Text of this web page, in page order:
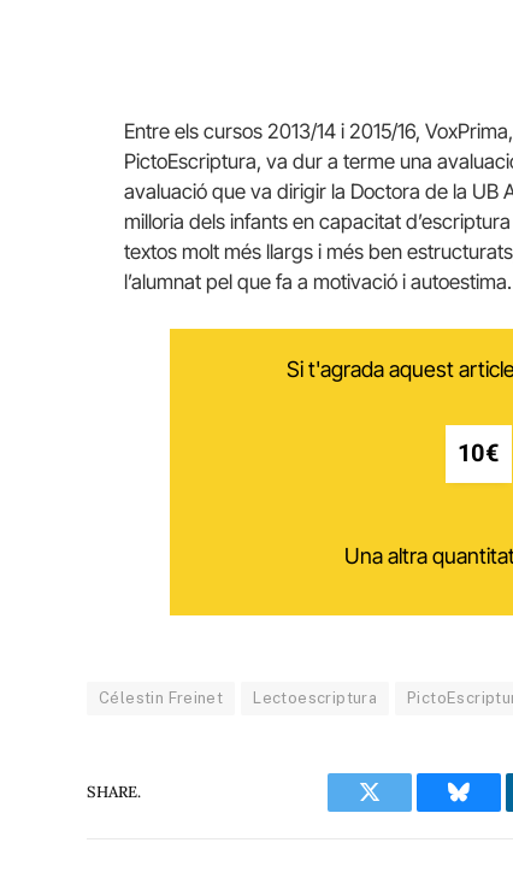
Entre els cursos 2013/14 i 2015/16,
PictoEscriptura, va dur a terme una
avaluació que va dirigir la Doctora de la UB
milloria dels infants en capacitat
textos molt més llargs i més ben
l’alumnat pel que fa a motivació i autoestima.
Si t'agrada aquest
10€
Una altra
Célestin Freinet Lectoescriptura
SHARE.
Twitter